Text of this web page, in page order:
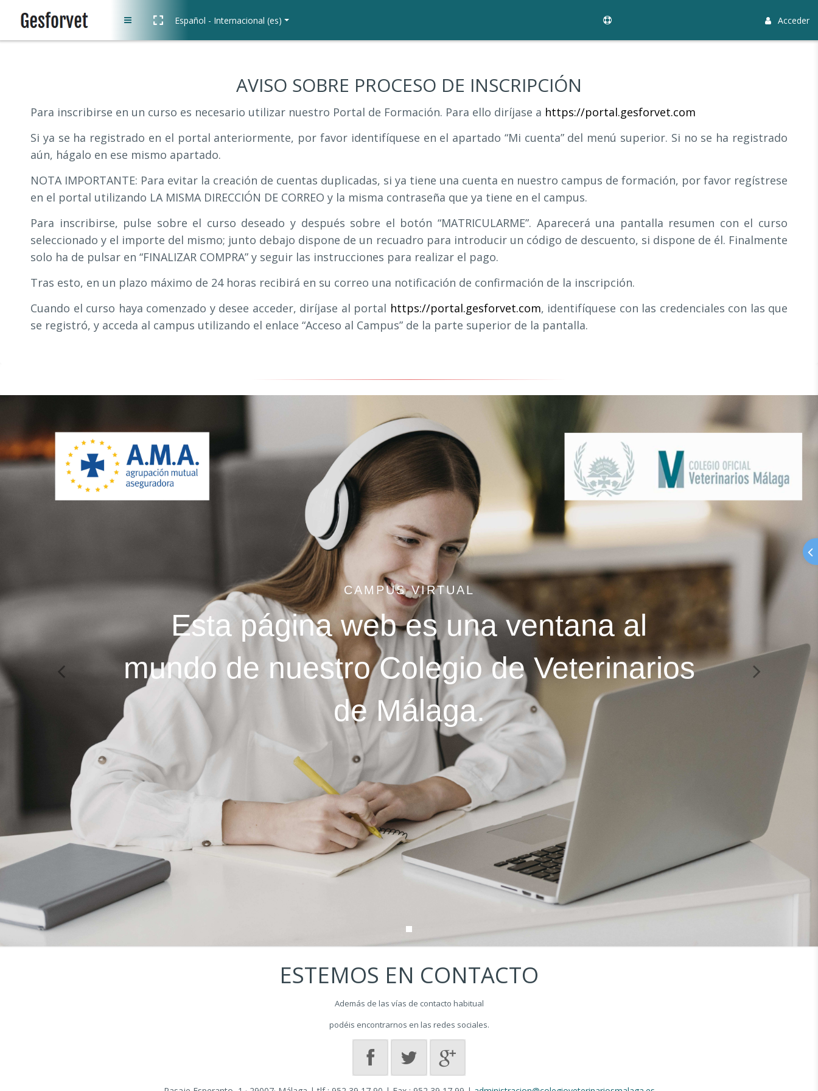
Panel lateralEspañol - Internacional ‎(es)‎ Acceder
AVISO SOBRE PROCESO DE INSCRIPCIÓN
Para inscribirse en un curso es necesario utilizar nuestro Portal de Formación. Para ello diríjase a https://portal.gesforvet.com
Si ya se ha registrado en el portal anteriormente, por favor identifíquese en el apartado “Mi cuenta” del menú superior. Si no se ha registrado
aún, hágalo en ese mismo apartado.
NOTA IMPORTANTE: Para evitar la creación de cuentas duplicadas, si ya tiene una cuenta en nuestro campus de formación, por favor regístrese
en el portal utilizando LA MISMA DIRECCIÓN DE CORREO y la misma contraseña que ya tiene en el campus.
Para inscribirse, pulse sobre el curso deseado y después sobre el botón “MATRICULARME”. Aparecerá una pantalla resumen con el curso
seleccionado y el importe del mismo; junto debajo dispone de un recuadro para introducir un código de descuento, si dispone de él. Finalmente
solo ha de pulsar en “FINALIZAR COMPRA” y seguir las instrucciones para realizar el pago.
Tras esto, en un plazo máximo de 24 horas recibirá en su correo una notificación de confirmación de la inscripción.
Cuando el curso haya comenzado y desee acceder, diríjase al portal https://portal.gesforvet.com, identifíquese con las credenciales con las que
se registró, y acceda al campus utilizando el enlace “Acceso al Campus” de la parte superior de la pantalla.
CAMPUS VIRTUAL
Esta página web es una ventana al
mundo de nuestro Colegio de Veterinarios
de Málaga.
Previous Next
ESTEMOS EN CONTACTO
Además de las vías de contacto habitual
podéis encontrarnos en las redes sociales.